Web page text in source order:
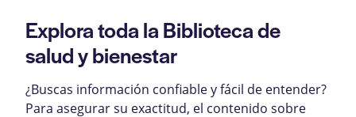
Explora toda la Biblioteca de
salud y bienestar
¿Buscas información confiable y fácil de entender?
Para asegurar su exactitud, el contenido sobre